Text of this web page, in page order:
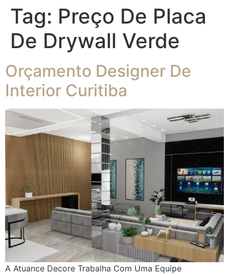
Tag: Preço De Placa
De Drywall Verde
Orçamento Designer De
Interior Curitiba
A Atuance Decore Trabalha Com Uma Equipe